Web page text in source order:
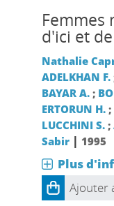
Femmes
d'ici et
Nathalie
ADELKHAN F.
BAYAR A.;
ERTORUN H.;
LUCCHINI S.;
Sabir| 1995
Plus
Ajouter